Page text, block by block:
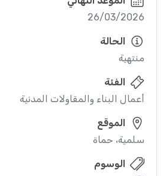
26/03/2026
الحالة
منتهية
الفئة
أعمال البناء والمقاولات المدنية
الموقع
سلمية، حماة
الوسوم